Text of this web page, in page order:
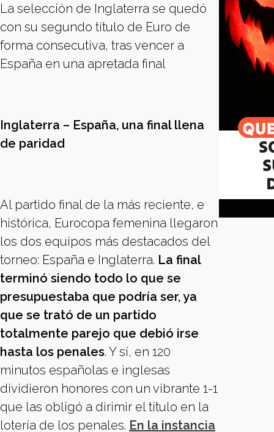
La selección de Inglaterra se quedó
con su segundo título de Euro de
forma consecutiva, tras vencer a
España en una apretada final
Inglaterra – España, una final llena
de paridad
Al partido final de la más reciente, e
histórica, Eurocopa femenina llegaron
los dos equipos más destacados del
torneo: España e Inglaterra. La final
terminó siendo todo lo que se
presupuestaba que podría ser, ya
que se trató de un partido
totalmente parejo que debió irse
hasta los penales. Y sí, en 120
minutos españolas e inglesas
dividieron honores con un vibrante 1-1
que las obligó a dirimir el título en la
lotería de los penales. En la instancia